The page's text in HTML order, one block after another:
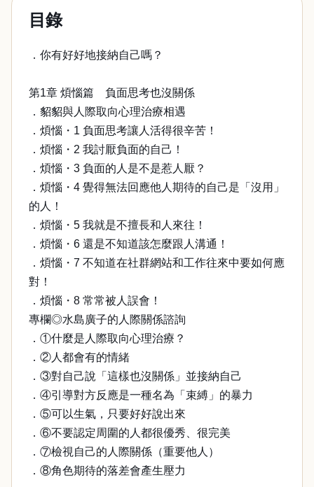
目錄
．你有好好地接納自己嗎？
第1章 煩惱篇 負面思考也沒關係
．貂貂與人際取向心理治療相遇
．煩惱・1 負面思考讓人活得很辛苦！
．煩惱・2 我討厭負面的自己！
．煩惱・3 負面的人是不是惹人厭？
．煩惱・4 覺得無法回應他人期待的自己是「沒用」
的人！
．煩惱・5 我就是不擅長和人來往！
．煩惱・6 還是不知道該怎麼跟人溝通！
．煩惱・7 不知道在社群網站和工作往來中要如何應
對！
．煩惱・8 常常被人誤會！
專欄◎水島廣子的人際關係諮詢
．①什麼是人際取向心理治療？
．②人都會有的情緒
．③對自己說「這樣也沒關係」並接納自己
．④引導對方反應是一種名為「束縛」的暴力
．⑤可以生氣，只要好好說出來
．⑥不要認定周圍的人都很優秀、很完美
．⑦檢視自己的人際關係（重要他人）
．⑧角色期待的落差會產生壓力